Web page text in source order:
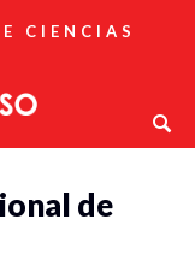
CIENCIAS
de